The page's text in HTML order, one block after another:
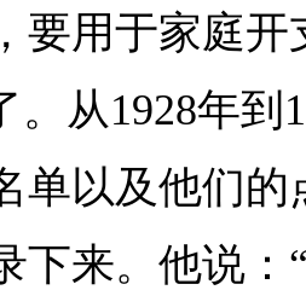
要用于家庭
。从1928年到
单以及他们
下来。他说：